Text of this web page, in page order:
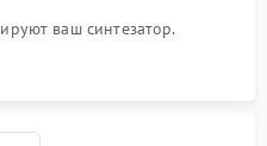
ваш синтезатор.